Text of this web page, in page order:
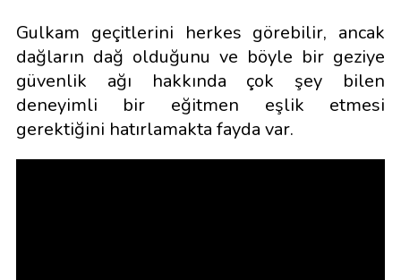
Gulkam geçitlerini herkes görebilir, ancak
dağların dağ olduğunu ve böyle bir geziye
güvenlik ağı hakkında çok şey bilen
deneyimli bir eğitmen eşlik etmesi
gerektiğini hatırlamakta fayda var.